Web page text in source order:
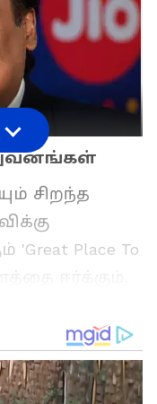
சிறந்த
Place To
ஆகியவற்றைக்
பட்டியலில்,